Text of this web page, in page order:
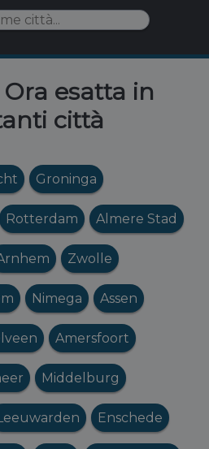
Ora esatta in
città
Groninga
Rotterdam Almere Stad
Zwolle
Nimega Assen
Amersfoort
Middelburg
Enschede